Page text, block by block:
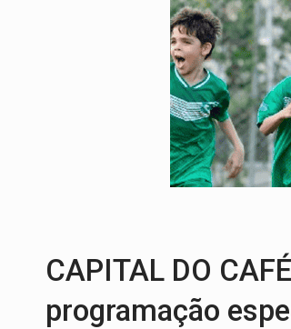
DEFESA:Exército
TEMAS
PREVISÃO:Interior de
INFRAESTRUTURA:
A ILHA:Coreografia
ELEIÇÕES 2026:Sgt.
CAPITAL DO
programação